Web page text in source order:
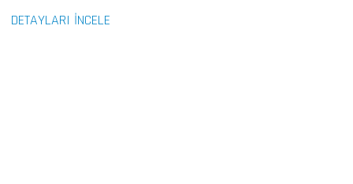
DETAYLARI İNCELE